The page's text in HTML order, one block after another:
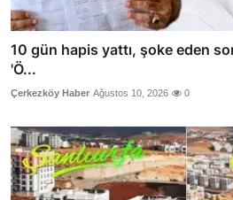
10 gün hapis yattı, şoke eden
'Ö...
Çerkezköy Haber Ağustos 10, 2026 0